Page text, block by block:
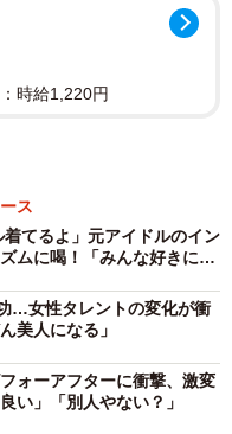
相手選びにおいて、相
視と言われる婚活にお
わかりました。
ところ、「やや細め」
約7割を占めた一方
なり、女性らしい華奢
います。
えるし、自己管理がで
でも安心できる」（20
時給1,220円
ス
着てるよ」元アイドルのイン
ムに喝！「みんな好きにや
…女性タレントの変化が衝
美人になる」
ォーアフターに衝撃、激変
い」「別人やない？」